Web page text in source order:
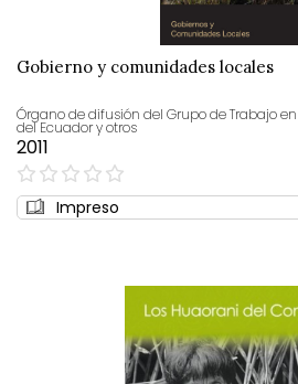
Gobierno y comunidades locales
Órgano de difusión del Grupo de Trabajo
del Ecuador y otros
2011
0%
Impreso